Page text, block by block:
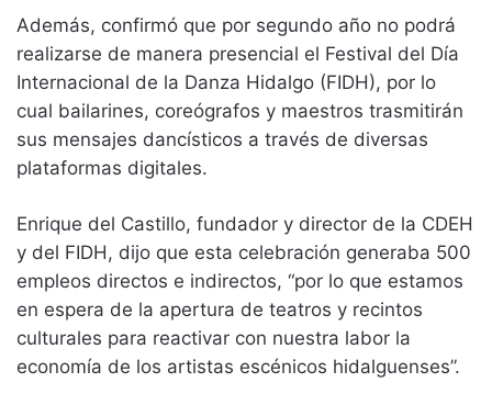
Además, confirmó que por segundo año no podrá
realizarse de manera presencial el Festival del Día
Internacional de la Danza Hidalgo (FIDH), por lo
cual bailarines, coreógrafos y maestros trasmitirán
sus mensajes dancísticos a través de diversas
plataformas digitales.
Enrique del Castillo, fundador y director de la CDEH
y del FIDH, dijo que esta celebración generaba 500
empleos directos e indirectos, “por lo que estamos
en espera de la apertura de teatros y recintos
culturales para reactivar con nuestra labor la
economía de los artistas escénicos hidalguenses”.